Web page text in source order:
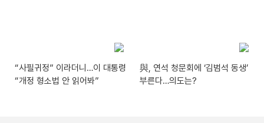
“사필귀정” 이라더니…이 대통령
“개정 형소법 안 읽어봐”
與, 연석 청문회에 ‘김범석 동생’
부른다…의도는?